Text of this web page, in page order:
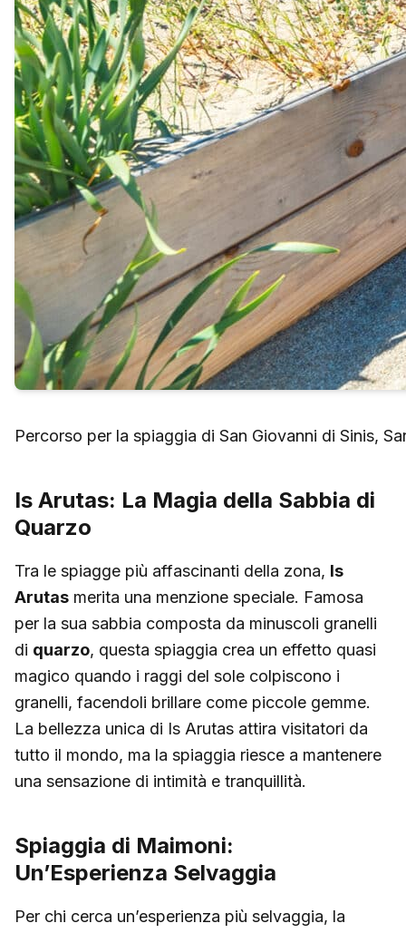
Percorso per la spiaggia di San Giovanni di Sinis,
Is Arutas: La Magia della Sabbia di
Quarzo
Tra le spiagge più affascinanti della zona, Is
Arutas merita una menzione speciale. Famosa
per la sua sabbia composta da minuscoli granelli
di quarzo, questa spiaggia crea un effetto quasi
magico quando i raggi del sole colpiscono i
granelli, facendoli brillare come piccole gemme.
La bellezza unica di Is Arutas attira visitatori da
tutto il mondo, ma la spiaggia riesce a mantenere
una sensazione di intimità e tranquillità.
Spiaggia di Maimoni:
Un’Esperienza Selvaggia
Per chi cerca un’esperienza più selvaggia, la